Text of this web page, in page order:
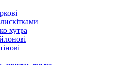
хутра